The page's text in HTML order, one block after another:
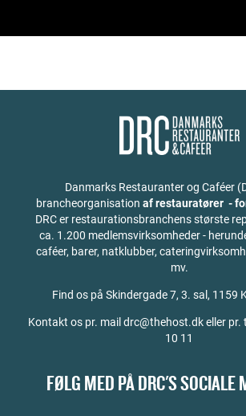
Danmarks Restauranter og Caféer
brancheorganisation af restauratører -
DRC er restaurationsbranchens største
ca. 1.200 medlemsvirksomheder -
caféer, barer, natklubber,
mv.
Find os på Skindergade 7, 3. sal, 1159
Kontakt os pr. mail drc@thehost.dk eller pr.
10 11
FØLG MED PÅ DRC'S SOCIALE